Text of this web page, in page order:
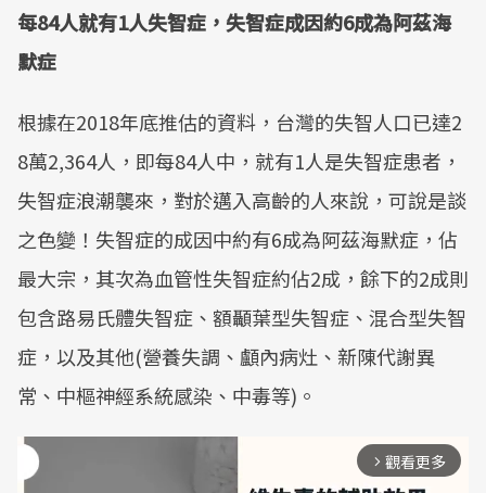
每84人就有1人失智症，失智症成因約6成為阿茲海
默症
根據在2018年底推估的資料，台灣的失智人口已達2
8萬2,364人，即每84人中，就有1人是失智症患者，
失智症浪潮襲來，對於邁入高齡的人來說，可說是談
之色變！失智症的成因中約有6成為阿茲海默症，佔
最大宗，其次為血管性失智症約佔2成，餘下的2成則
包含路易氏體失智症、額顳葉型失智症、混合型失智
症，以及其他(營養失調、顱內病灶、新陳代謝異
常、中樞神經系統感染、中毒等)。
arrow_forward_ios 觀看更多